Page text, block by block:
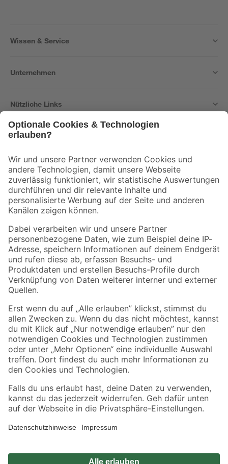
Wissen & Service
Unternehmen
Nützliche Links
Der toom Newsletter: Keine Angebote und Aktionen mehr verpassen!
Zur Newsletter Anmeldung
Folge uns
Zahlungsarten Versandarten
Sicher einkaufen
Jetzt die toom-App herunterladen
Alle Preisangaben in EUR inkl. gesetzl. MwSt.. Die dargestellten Angebote sind unter
Umständen nicht in allen Märkten verfügbar. Die angegebenen Verfügbarkeiten beziehen
Produkte nur solange der Vorrat reicht.
*Paketversand ab 59 € versandkostenfrei, gilt nicht für Artikel mit Speditionsversand, hier
Privatsphäre Impressum